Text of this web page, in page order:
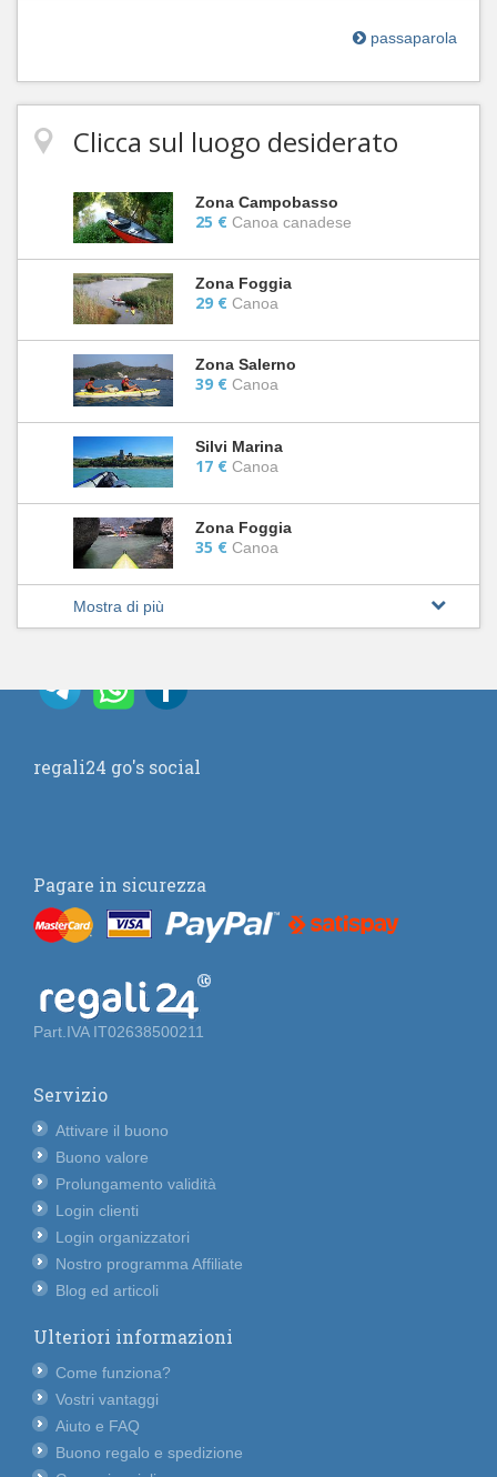
passaparola
Clicca sul luogo desiderato
Zona Campobasso
25 € Canoa canadese
Zona Foggia
29 € Canoa
Zona Salerno
39 € Canoa
Silvi Marina
17 € Canoa
Zona Foggia
35 € Canoa
Mostra di più
regali24 go's social
Pagare in sicurezza
Part.IVA IT02638500211
Servizio
Attivare il buono
Buono valore
Prolungamento validità
Login clienti
Login organizzatori
Nostro programma Affiliate
Blog ed articoli
Ulteriori informazioni
Come funziona?
Vostri vantaggi
Aiuto e FAQ
Buono regalo e spedizione